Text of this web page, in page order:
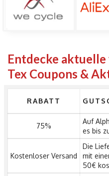
Entdecke
Tex Coupons &
RABATT
75%
Auf
es bis
Kostenloser Versand
Die
mit
50€